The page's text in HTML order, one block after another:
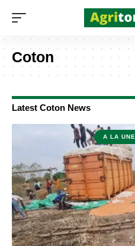
Coton
Latest Coton News
A LA UNE